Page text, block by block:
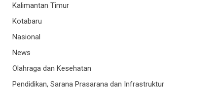
Kalimantan Timur
Kotabaru
Nasional
News
Olahraga dan Kesehatan
Pendidikan, Sarana Prasarana dan Infrastruktur